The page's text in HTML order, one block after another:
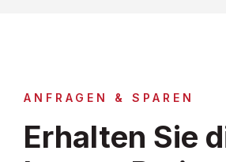
ANFRAGEN & SPAREN
Erhalten Sie